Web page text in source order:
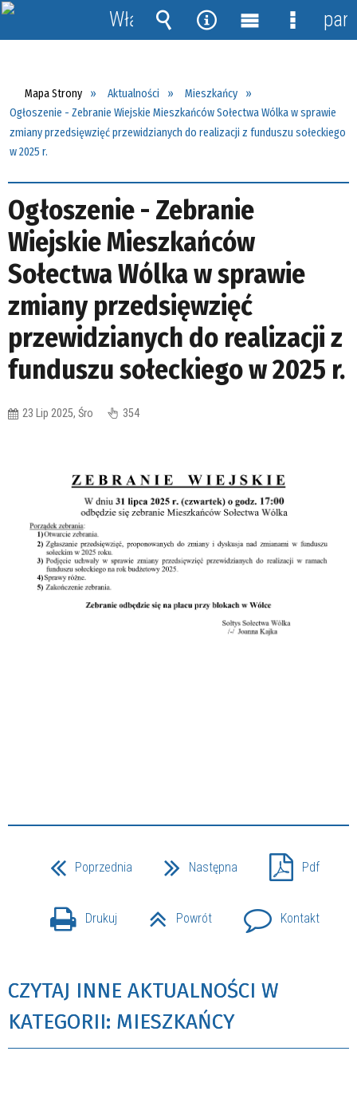
Mapa Strony Aktualności
Mieszkańcy
Ogłoszenie - Zebranie Wiejskie Mieszkańców Sołectwa Wólka w sprawie
zmiany przedsięwzięć przewidzianych do realizacji z funduszu sołeckiego
w 2025 r.
Ogłoszenie - Zebranie
Wiejskie Mieszkańców
Sołectwa Wólka w sprawie
zmiany przedsięwzięć
przewidzianych do realizacji z
funduszu sołeckiego w 2025 r.
23 Lip 2025, Śro 354
Poprzednia Następna Pdf
Drukuj Powrót Kontakt
CZYTAJ INNE AKTUALNOŚCI W
KATEGORII: MIESZKAŃCY
Włącz
powiadomienia
Wyszukiwarka
Narzędzia
MenuMenu